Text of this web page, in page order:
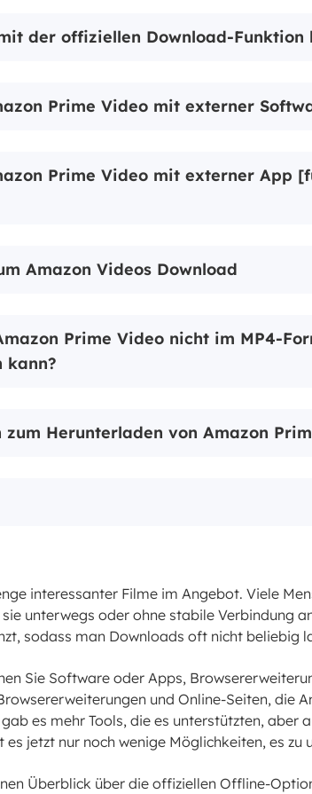
der offiziellen Download-Funktion
Prime Video mit externer
Prime Video mit externer App
Amazon Videos Download
Prime Video nicht im MP4-
kann?
Herunterladen von Amazon
interessanter Filme im Angebot. Viele
unterwegs oder ohne stabile Verbindung
sodass man Downloads oft nicht beliebig
Sie Software oder Apps,
und Online-Seiten, die
es mehr Tools, die es unterstützten, aber
jetzt nur noch wenige Möglichkeiten, es zu
Überblick über die offiziellen Offline-